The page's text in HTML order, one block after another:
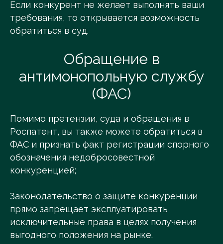
Если конкурент не желает выполнять ваши
требования, то открывается возможность
обратиться в суд.
Обращение в
антимонопольную службу
(ФАС)
Помимо претензии, суда и обращения в
Роспатент, вы также можете обратиться в
ФАС и признать факт регистрации спорного
обозначения недобросовестной
конкуренцией;
Законодательство о защите конкуренции
прямо запрещает эксплуатировать
исключительные права в целях получения
выгодного положения на рынке.